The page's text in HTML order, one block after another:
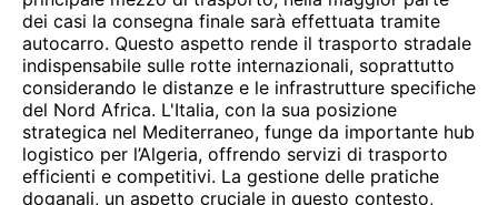
dei casi la consegna finale sarà effettuata tramite
autocarro. Questo aspetto rende il trasporto stradale
indispensabile sulle rotte internazionali, soprattutto
considerando le distanze e le infrastrutture specifiche
del Nord Africa. L'Italia, con la sua posizione
strategica nel Mediterraneo, funge da importante hub
logistico per l’Algeria, offrendo servizi di trasporto
efficienti e competitivi. La gestione delle pratiche
doganali, un aspetto cruciale in questo contesto,